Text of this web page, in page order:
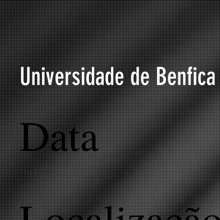
Universidade de Benfica
Data
2011